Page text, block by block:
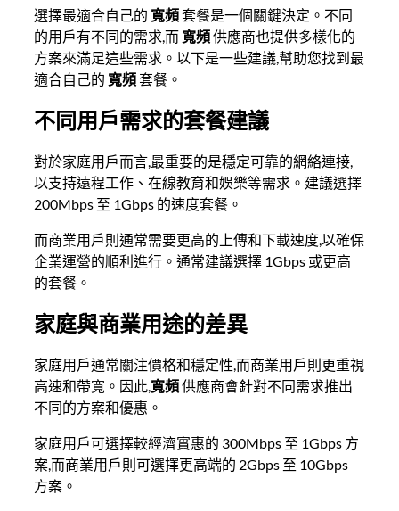
選擇最適合自己的 寬頻套餐是一個關鍵決定。不同
的用戶有不同的需求,而 寬頻供應商也提供多樣化的
方案來滿足這些需求。以下是一些建議,幫助您找到最
適合自己的 寬頻套餐。
不同用戶需求的套餐建議
對於家庭用戶而言,最重要的是穩定可靠的網絡連接,
以支持遠程工作、在線教育和娛樂等需求。建議選擇
200Mbps 至 1Gbps 的速度套餐。
而商業用戶則通常需要更高的上傳和下載速度,以確保
企業運營的順利進行。通常建議選擇 1Gbps 或更高
的套餐。
家庭與商業用途的差異
家庭用戶通常關注價格和穩定性,而商業用戶則更重視
高速和帶寬。因此,寬頻供應商會針對不同需求推出
不同的方案和優惠。
家庭用戶可選擇較經濟實惠的 300Mbps 至 1Gbps 方
案,而商業用戶則可選擇更高端的 2Gbps 至 10Gbps
方案。